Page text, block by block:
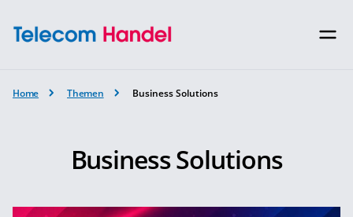
Home Themen Business Solutions
Business Solutions